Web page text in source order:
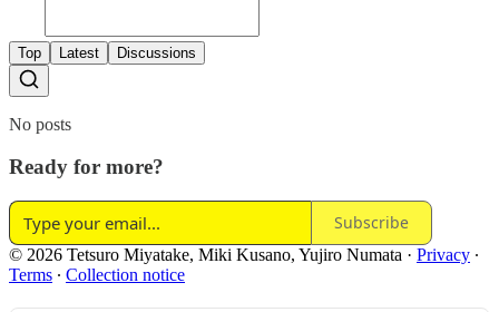
Top Latest Discussions
No posts
Ready for more?
Subscribe
© 2026 Tetsuro Miyatake, Miki Kusano, Yujiro Numata · Privacy ∙
Terms ∙ Collection notice